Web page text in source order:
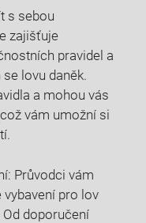
s sebou
zajišťuje
pravidel a
lovu daněk.
a mohou vás
‌vám umožní si
Průvodci vám
pro lov
doporučení